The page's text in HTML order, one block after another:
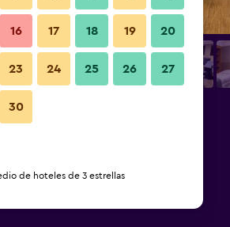
16 17 18 19 20
23 24 25 26 27
30
de hoteles de 3 estrellas